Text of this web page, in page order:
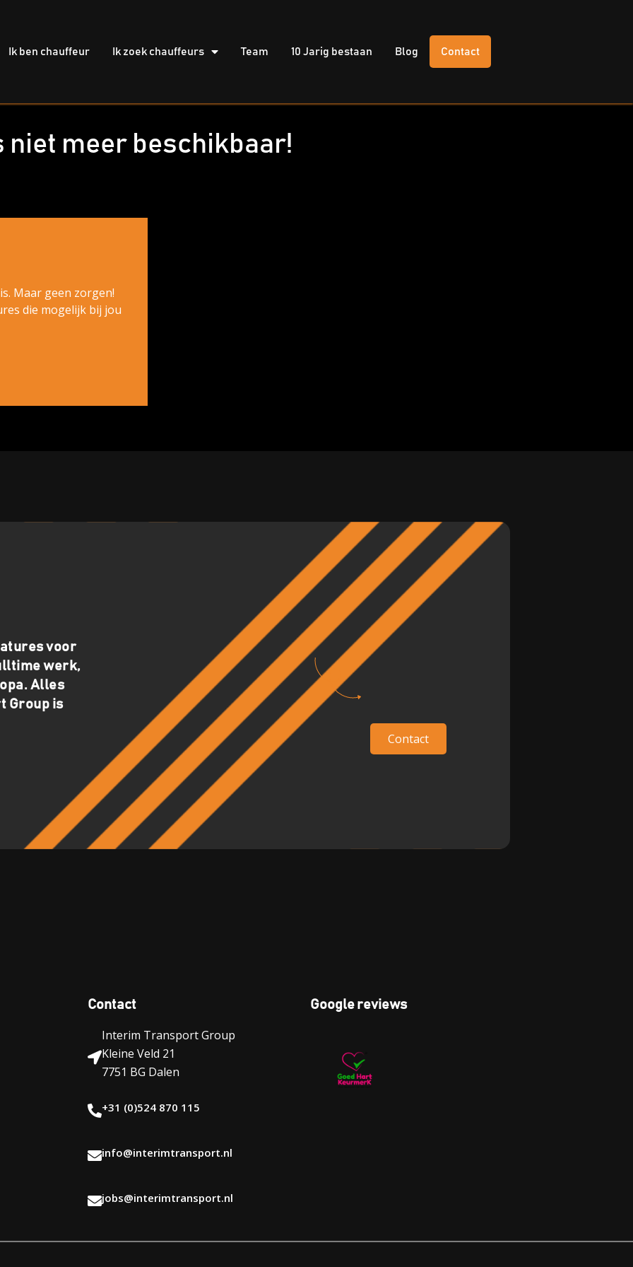
Ik ben chauffeur Ik zoek chauffeurs Team 10 Jarig bestaan Blog Contact
niet meer beschikbaar!
Maar geen zorgen!
die mogelijk bij jou
voor
werk,
Alles
Group is
Contact
Contact
Interim Transport Group
Kleine Veld 21
7751 BG Dalen
+31 (0)524 870 115
info@interimtransport.nl
jobs@interimtransport.nl
Google reviews